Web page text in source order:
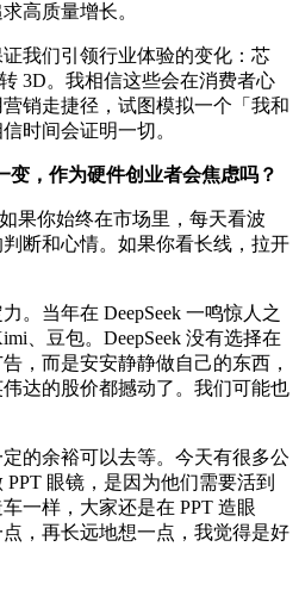
高质量增长。
我们引领行业体验的变化：芯
3D。我相信这些会在消费者心
销走捷径，试图模拟一个「我和
时间会证明一切。
，作为硬件创业者会焦虑吗？
果你始终在市场里，每天看波
断和心情。如果你看长线，拉开
。当年在 DeepSeek 一鸣惊人之
、豆包。DeepSeek 没有选择在
，而是安安静静做自己的东西，
达的股价都撼动了。我们可能也
的余裕可以去等。今天有很多公
眼镜，是因为他们需要活到
一样，大家还是在 PPT 造眼
，再长远地想一点，我觉得是好